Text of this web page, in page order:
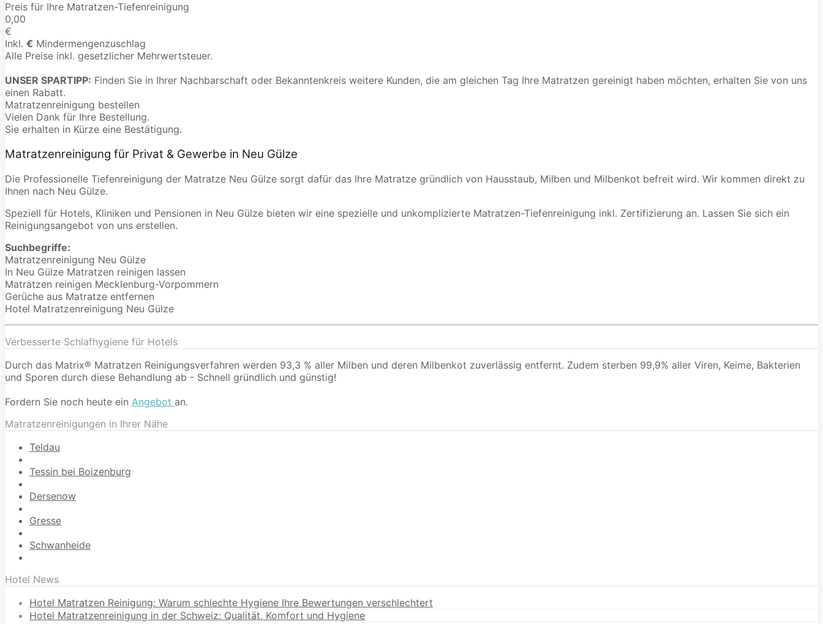
Preis für Ihre Matratzen-Tiefenreinigung
0,00
€
Inkl. € Mindermengenzuschlag
Alle Preise inkl. gesetzlicher Mehrwertsteuer.
UNSER SPARTIPP: Finden Sie in Ihrer Nachbarschaft oder Bekanntenkreis weitere Kunden, die am gleichen Tag Ihre Matratzen gereinigt haben möchten, erhalten Sie von uns
einen Rabatt.
Matratzenreinigung bestellen
Vielen Dank für Ihre Bestellung.
Sie erhalten in Kürze eine Bestätigung.
Matratzenreinigung für Privat & Gewerbe in Neu Gülze
Die Professionelle Tiefenreinigung der Matratze Neu Gülze sorgt dafür das Ihre Matratze gründlich von Hausstaub, Milben und Milbenkot befreit wird. Wir kommen direkt zu
Ihnen nach Neu Gülze.
Speziell für Hotels, Kliniken und Pensionen in Neu Gülze bieten wir eine spezielle und unkomplizierte Matratzen-Tiefenreinigung inkl. Zertifizierung an. Lassen Sie sich ein
Reinigungsangebot von uns erstellen.
Suchbegriffe:
Matratzenreinigung Neu Gülze
In Neu Gülze Matratzen reinigen lassen
Matratzen reinigen Mecklenburg-Vorpommern
Gerüche aus Matratze entfernen
Hotel Matratzenreinigung Neu Gülze
Verbesserte Schlafhygiene für Hotels
Durch das Matrix® Matratzen Reinigungsverfahren werden 93,3 % aller Milben und deren Milbenkot zuverlässig entfernt. Zudem sterben 99,9% aller Viren, Keime, Bakterien
und Sporen durch diese Behandlung ab - Schnell gründlich und günstig!
Fordern Sie noch heute ein Angebot an.
Matratzenreinigungen in Ihrer Nähe
Teldau
Tessin bei Boizenburg
Dersenow
Gresse
Schwanheide
Hotel News
Hotel Matratzen Reinigung: Warum schlechte Hygiene Ihre Bewertungen verschlechtert
Hotel Matratzenreinigung in der Schweiz: Qualität, Komfort und Hygiene